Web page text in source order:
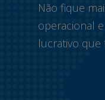
Não fique
operacional
lucrativo que